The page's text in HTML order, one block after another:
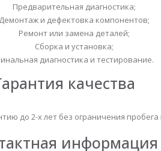
Предварительная диагностика;
Демонтаж и дефектовка компонентов;
Ремонт или замена деталей;
Сборка и установка;
диагностика и тестирование.
качества
до 2-х лет без ограничения
информация